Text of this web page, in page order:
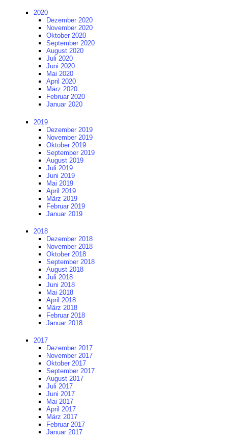
2020
Dezember 2020
November 2020
Oktober 2020
September 2020
August 2020
Juli 2020
Juni 2020
Mai 2020
April 2020
März 2020
Februar 2020
Januar 2020
2019
Dezember 2019
November 2019
Oktober 2019
September 2019
August 2019
Juli 2019
Juni 2019
Mai 2019
April 2019
März 2019
Februar 2019
Januar 2019
2018
Dezember 2018
November 2018
Oktober 2018
September 2018
August 2018
Juli 2018
Juni 2018
Mai 2018
April 2018
März 2018
Februar 2018
Januar 2018
2017
Dezember 2017
November 2017
Oktober 2017
September 2017
August 2017
Juli 2017
Juni 2017
Mai 2017
April 2017
März 2017
Februar 2017
Januar 2017